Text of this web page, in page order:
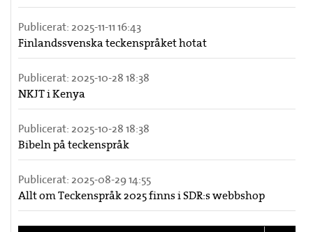
Publicerat: 2025-11-11 16:43
Finlandssvenska teckenspråket hotat
Publicerat: 2025-10-28 18:38
NKJT i Kenya
Publicerat: 2025-10-28 18:38
Bibeln på teckenspråk
Publicerat: 2025-08-29 14:55
Allt om Teckenspråk 2025 finns i SDR:s webbshop